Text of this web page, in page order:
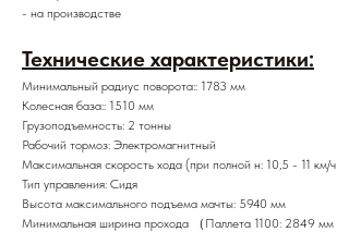
- на производстве
Технические характеристики:
Минимальный радиус поворота:: 1783 мм
Колесная база:: 1510 мм
Грузоподъемность: 2 тонны
Рабочий тормоз: Электромагнитный
Максимальная скорость хода (при полной н: 10,5 - 11 км/ч
Тип управления: Сидя
Высота максимального подъема мачты: 5940 мм
Минимальная ширина прохода （Паллета 1100: 2849 мм